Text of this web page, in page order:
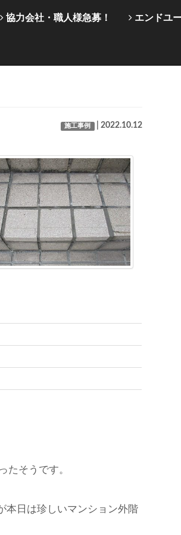
協力会社・職人様急募！ エンドユ
施工事例 | 2022.10.12
たそうです。
本日は珍しいマンション外階